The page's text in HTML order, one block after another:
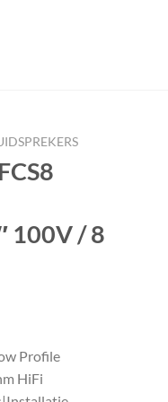
100V / 8
Profile
HiFi